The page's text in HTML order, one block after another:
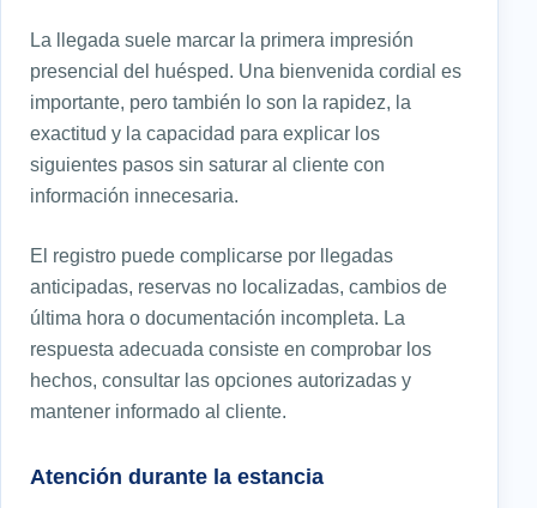
La llegada suele marcar la primera impresión
presencial del huésped. Una bienvenida cordial es
importante, pero también lo son la rapidez, la
exactitud y la capacidad para explicar los
siguientes pasos sin saturar al cliente con
información innecesaria.
El registro puede complicarse por llegadas
anticipadas, reservas no localizadas, cambios de
última hora o documentación incompleta. La
respuesta adecuada consiste en comprobar los
hechos, consultar las opciones autorizadas y
mantener informado al cliente.
Atención durante la estancia